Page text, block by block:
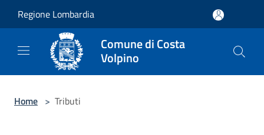
Regione Lombardia
Comune di Costa
Volpino
Home > Tributi